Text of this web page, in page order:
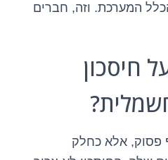
המערכת. וזה, חברים
חיסכון
פסוק, אלא כחלק